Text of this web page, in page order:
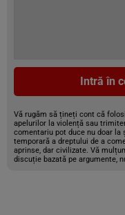
Intră în
Vă rugăm să țineți cont că
apelurilor la violență sau
comentariu pot duce nu doar la
temporară a dreptului de a
aprinse, dar civilizate. Vă
discuție bazată pe argumente,